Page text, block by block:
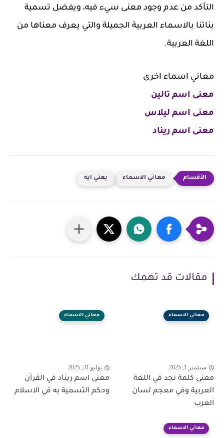
التأكد من عدم وجود معنى سيء فيه، ويفضل تسمية
بناتنا بالاسماء العربية الجميلة والتي يعرف معناها من
اللغة العربية.
معاني اسماء اخرى
معنى اسم تالين
معنى اسم ليلاس
معنى اسم ريناد
معاني الاسماء يعني ايه
مقالات قد تهمك
معاني الاسماء
سبتمبر 1, 2025
معنى كلمة نجد في اللغة
العربية وفي معجم لسان
العرب
معاني الاسماء
يوليو 31, 2025
معنى اسم ريناد في القرآن
وحكم التسمية به في الاسلام
معاني الاسماء